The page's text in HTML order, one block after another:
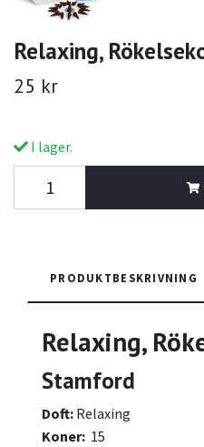
Relaxing,
25 kr
I lager.
PRODUKTBESKRIVNING
Relaxing,
Stamford
Doft: Relaxing
Koner: 15